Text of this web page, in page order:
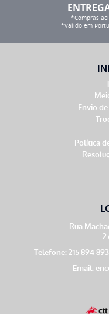
*Compras
*Válido em
Envio
Política
Rua
Telefone: 215 894
Email: